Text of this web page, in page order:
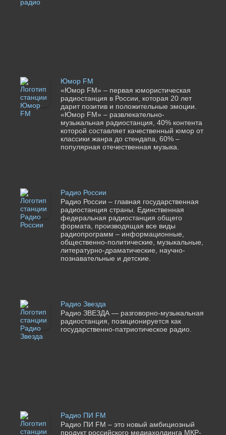
Юмор FM
«Юмор FM» – первая юмористическая
радиостанция в России, которая 20 лет
дарит позитив и положительные эмоции.
«Юмор FM» – развлекательно-
музыкальная радиостанция, 40% контента
которой составляет качественный юмор от
классики жанра до стендапа, 60% –
популярная отечественная музыка.
Радио России
Радио России – главная государственная
радиостанция страны. Единственная
федеральная радиостанция общего
формата, производящая все виды
радиопрограмм – информационные,
общественно-политические, музыкальные,
литературно-драматические, научно-
познавательные и детские.
Радио Звезда
Радио ЗВЕЗДА — разговорно-музыкальная
радиостанция, позиционируется как
государственно-патриотическое радио.
Радио ПИ FM
Радио ПИ FM – это новый амбициозный
продукт российского медиахолдинга МКР-